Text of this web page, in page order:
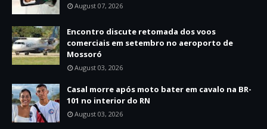
August 07, 2026
Encontro discute retomada dos voos
comerciais em setembro no aeroporto de
Mossoró
August 03, 2026
Casal morre após moto bater em cavalo na BR-
101 no interior do RN
August 03, 2026